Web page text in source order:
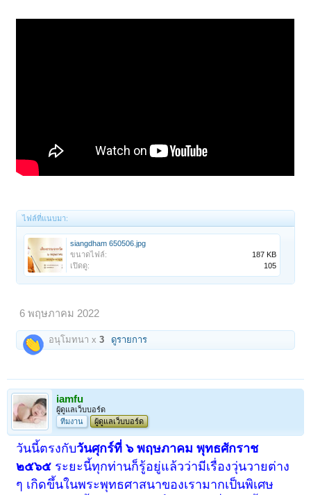
ไฟล์ที่แนบมา:
siangdham 650506.jpg
ขนาดไฟล์:
187 KB
เปิดดู:
105
6 พฤษภาคม 2022
อนุโมทนา x3 ดูรายการ
iamfu
ผู้ดูแลเว็บบอร์ด
ทีมงาน
ผู้ดูแลเว็บบอร์ด
วันนี้ตรงกับวันศุกร์ที่ ๖ พฤษภาคม พุทธศักราช
๒๕๖๕ ระยะนี้ทุกท่านก็รู้อยู่แล้วว่ามีเรื่องวุ่นวายต่าง
ๆ เกิดขึ้นในพระพุทธศาสนาของเรามากเป็นพิเศษ